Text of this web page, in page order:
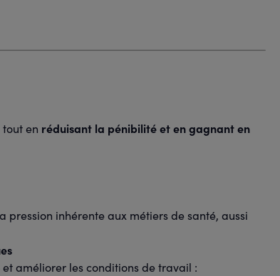
en réduisant la pénibilité et en gagnant en
pression inhérente aux métiers de santé, aussi
améliorer les conditions de travail :